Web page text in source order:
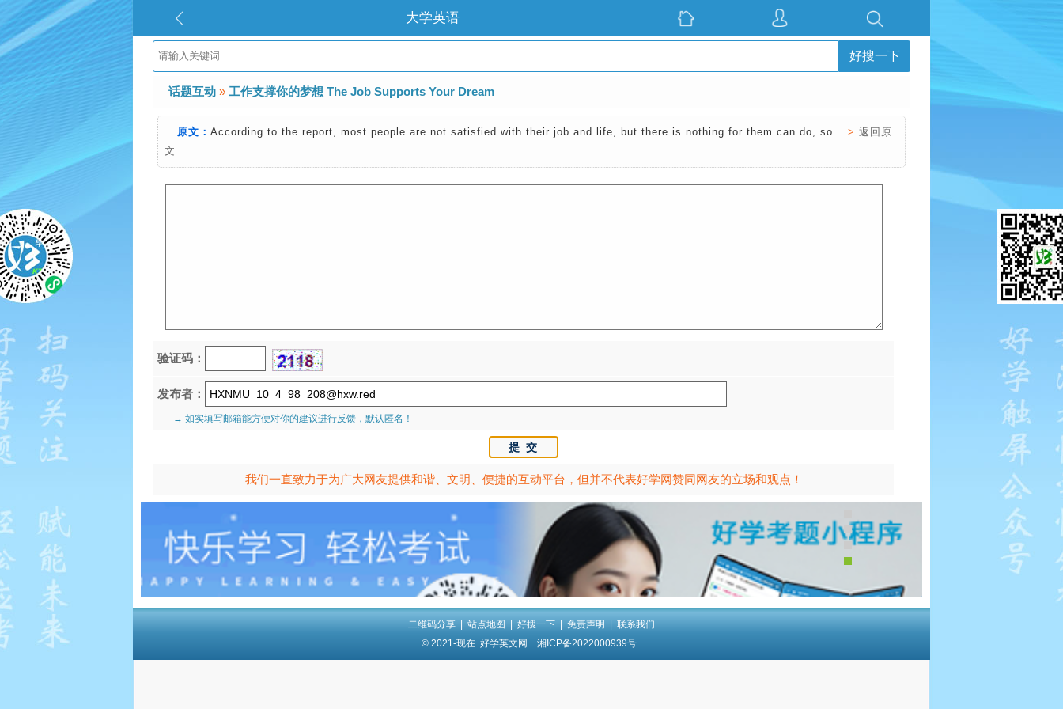
大学英语
好搜一下
话题互动 » 工作支撑你的梦想 The Job Supports Your Dream
原文：According to the report, most people are not satisfied with their job and life, but there is nothing for them can do, so… >返回原
文
验证码：
发布者：
→ 如实填写邮箱能方便对你的建议进行反馈，默认匿名！
我们一直致力于为广大网友提供和谐、文明、便捷的互动平台，但并不代表好学网赞同网友的立场和观点！
二维码分享 站点地图 好搜一下 免责声明
联系我们
© 2021-现在 好学英文网 湘ICP备2022000939号